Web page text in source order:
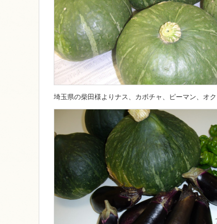
埼玉県の柴田様よりナス、カボチャ、ピーマン、オ